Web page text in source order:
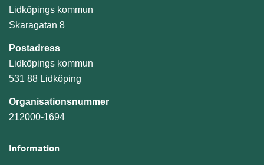
Lidköpings kommun
Skaragatan 8
Postadress
Lidköpings kommun
531 88 Lidköping
Organisationsnummer
212000-1694
Information